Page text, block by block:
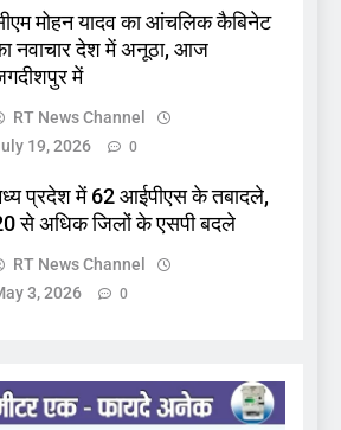
मोहन यादव का आंचलिक कैबिनेट
नवाचार देश में अनूठा, आज
में
RT News Channel
19, 2026
0
प्रदेश में 62 आईपीएस के तबादले,
से अधिक जिलों के एसपी बदले
RT News Channel
3, 2026
0